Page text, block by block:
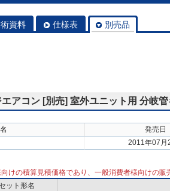
資料 仕様表 別売品
アコン [別売] 室外ユニット用 分岐
発売日
2011年07月
けの積算見積価格であり、一般消費者様向けの販
セット形名